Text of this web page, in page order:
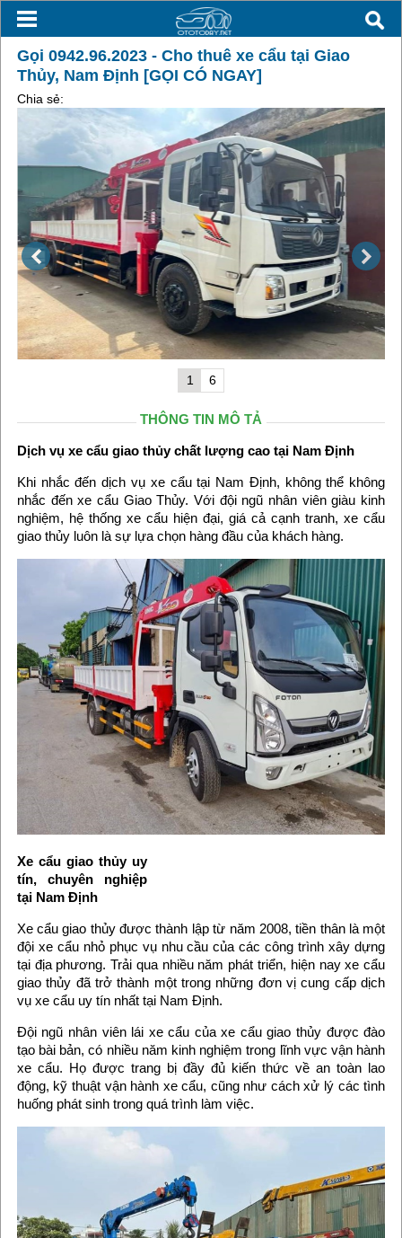
Gọi 0942.96.2023 - Cho thuê xe cẩu tại Giao
Thủy, Nam Định [GỌI CÓ NGAY]
Chia sẻ:
1 6
THÔNG TIN MÔ TẢ
Dịch vụ xe cẩu giao thủy chất lượng cao tại Nam Định
Khi nhắc đến dịch vụ xe cẩu tại Nam Định, không thể không
nhắc đến xe cẩu Giao Thủy. Với đội ngũ nhân viên giàu kinh
nghiệm, hệ thống xe cẩu hiện đại, giá cả cạnh tranh, xe cẩu
giao thủy luôn là sự lựa chọn hàng đầu của khách hàng.
Xe cẩu giao thủy uy
tín, chuyên nghiệp
tại Nam Định
Xe cẩu giao thủy được thành lập từ năm 2008, tiền thân là một
đội xe cẩu nhỏ phục vụ nhu cầu của các công trình xây dựng
tại địa phương. Trải qua nhiều năm phát triển, hiện nay xe cẩu
giao thủy đã trở thành một trong những đơn vị cung cấp dịch
vụ xe cẩu uy tín nhất tại Nam Định.
Đội ngũ nhân viên lái xe cẩu của xe cẩu giao thủy được đào
tạo bài bản, có nhiều năm kinh nghiệm trong lĩnh vực vận hành
xe cẩu. Họ được trang bị đầy đủ kiến thức về an toàn lao
động, kỹ thuật vận hành xe cẩu, cũng như cách xử lý các tình
huống phát sinh trong quá trình làm việc.